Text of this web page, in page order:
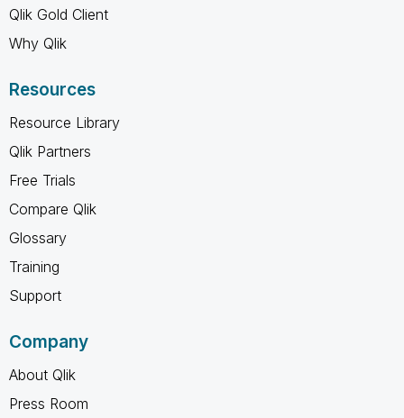
Qlik Gold Client
Why Qlik
Resources
Resource Library
Qlik Partners
Free Trials
Compare Qlik
Glossary
Training
Support
Company
About Qlik
Press Room